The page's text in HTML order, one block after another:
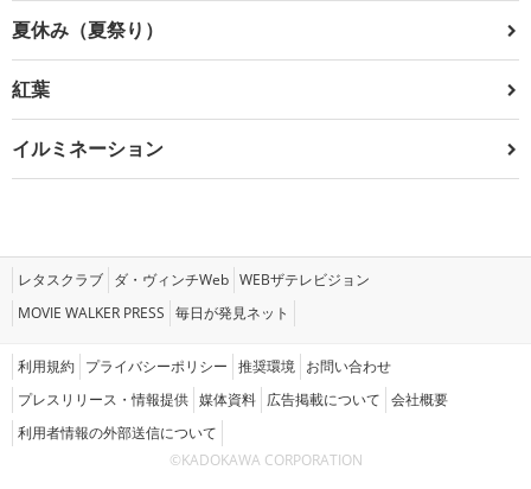
夏休み（夏祭り）
紅葉
イルミネーション
レタスクラブ ダ・ヴィンチWeb WEBザテレビジョン
MOVIE WALKER PRESS 毎日が発見ネット
利用規約 プライバシーポリシー 推奨環境 お問い合わせ
プレスリリース・情報提供 媒体資料 広告掲載について 会社概要
利用者情報の外部送信について
©KADOKAWA CORPORATION